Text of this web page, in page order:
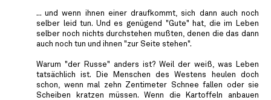
... und wenn ihnen einer draufkommt, sich dann auch noch
selber leid tun. Und es genügend "Gute" hat, die im Leben
selber noch nichts durchstehen mußten, denen die das dann
auch noch tun und ihnen "zur Seite stehen".
Warum "der Russe" anders ist? Weil der weiß, was Leben
tatsächlich ist. Die Menschen des Westens heulen doch
schon, wenn mal zehn Zentimeter Schnee fallen oder sie
Scheiben kratzen müssen. Wenn die Kartoffeln anbauen